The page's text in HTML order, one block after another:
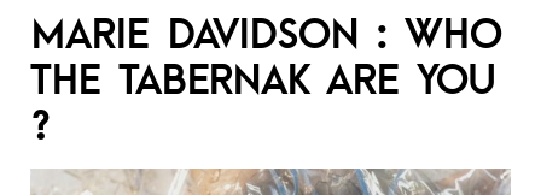
MARIE DAVIDSON : WHO
THE TABERNAK ARE YOU
?